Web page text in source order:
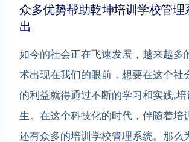
众多优势帮助乾坤培训学校管理
出
如今的社会正在飞速发展，越来越多
术出现在我们的眼前，想要在这个社
的利益就得通过不断的学习和实践,
生。在这个科技化的时代，伴随着培
还有众多的培训学校管理系统。那么